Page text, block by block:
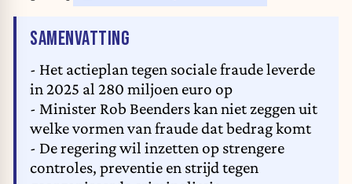
SAMENVATTING
- Het actieplan tegen sociale fraude leverde
in 2025 al 280 miljoen euro op
- Minister Rob Beenders kan niet zeggen uit
welke vormen van fraude dat bedrag komt
- De regering wil inzetten op strengere
controles, preventie en strijd tegen